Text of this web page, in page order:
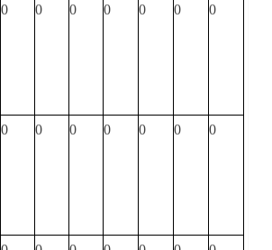
0 0 0 0 0 0 0
0 0 0 0 0 0 0